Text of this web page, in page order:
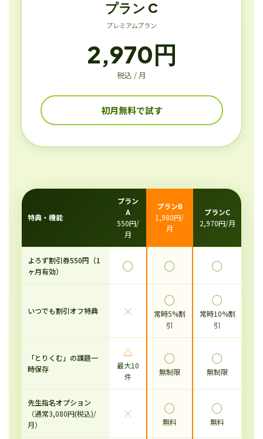
プラン C
プレミアムプラン
2,970円
税込 / 月
初月無料で試す
特典・機能
プラン
A
550円/
月
プランB
1,980円/
月
プランC
2,970円/月
よろず割引券550円（1
ヶ月有効）
◯ ◯ ◯
いつでも割引オフ特典 ×
◯
常時5%割
引
◯
常時10%割
引
「とりくむ」の課題一
時保存
△
最大10
件
◯
無制限
◯
無制限
先生指名オプション
（通常3,080円(税込)/
月）
× ◯
無料
◯
無料